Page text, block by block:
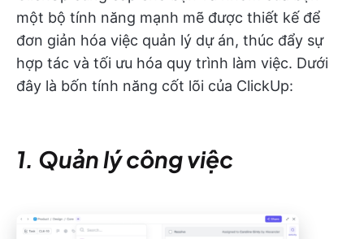
một bộ tính năng mạnh mẽ được thiết kế để
đơn giản hóa việc quản lý dự án, thúc đẩy sự
hợp tác và tối ưu hóa quy trình làm việc. Dưới
đây là bốn tính năng cốt lõi của ClickUp:
1. Quản lý công việc